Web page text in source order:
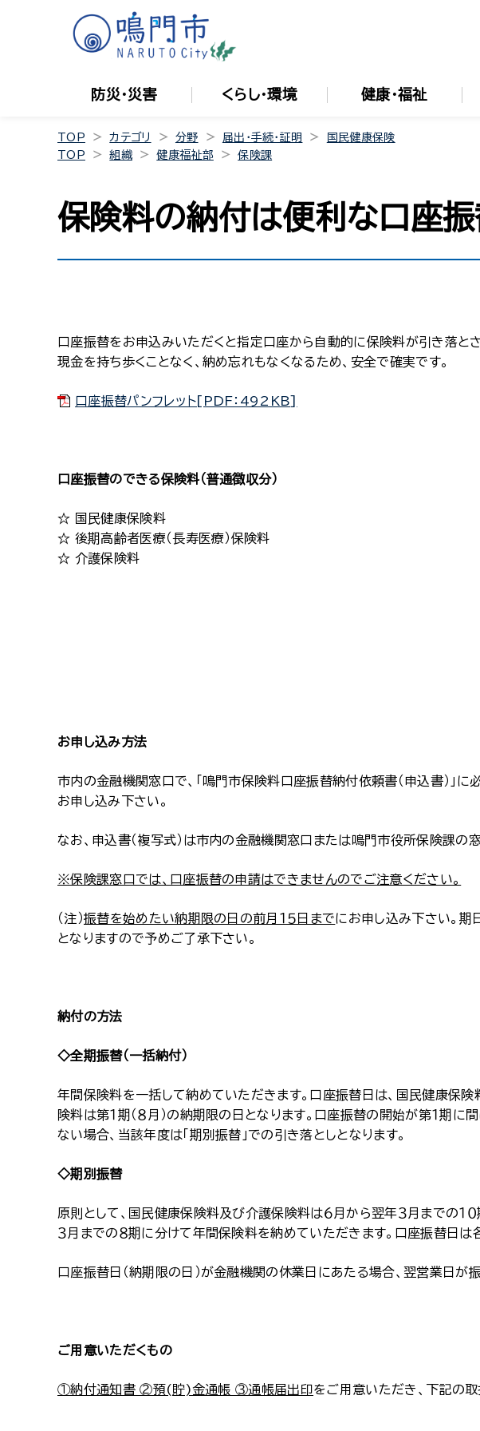
防災・災害 くらし・環境 健康・福祉
TOP カテゴリ 分野 届出・手続・証明
国民健康保険
TOP
組織 健康福祉部 保険課
保険料の納付は便利な口座振
口座振替をお申込みいただくと指定口座から自動的に保険料が引き落とさ
現金を持ち歩くことなく、納め忘れもなくなるため、安全で確実です。
口座振替パンフレット[PDF：492KB]
口座振替のできる保険料（普通徴収分）
☆ 国民健康保険料
☆ 後期高齢者医療（長寿医療）保険料
☆ 介護保険料
お申し込み方法
市内の金融機関窓口で、「鳴門市保険料口座振替納付依頼書（申込書）」に
お申し込み下さい。
なお、申込書（複写式）は市内の金融機関窓口または鳴門市役所保険課の
※保険課窓口では、口座振替の申請はできませんのでご注意ください。
（注）振替を始めたい納期限の日の前月１５日までにお申し込み下さい。
となりますので予めご了承下さい。
納付の方法
◇全期振替（一括納付）
年間保険料を一括して納めていただきます。口座振替日は、国民健康保険
険料は第１期（８月）の納期限の日となります。口座振替の開始が第１期
ない場合、当該年度は「期別振替」での引き落としとなります。
◇期別振替
原則として、国民健康保険料及び介護保険料は６月から翌年３月までの１
３月までの８期に分けて年間保険料を納めていただきます。口座振替日は
口座振替日（納期限の日）が金融機関の休業日にあたる場合、翌営業日が振
ご用意いただくもの
①納付通知書 ②預(貯)金通帳 ③通帳届出印 をご用意いただき、下記の